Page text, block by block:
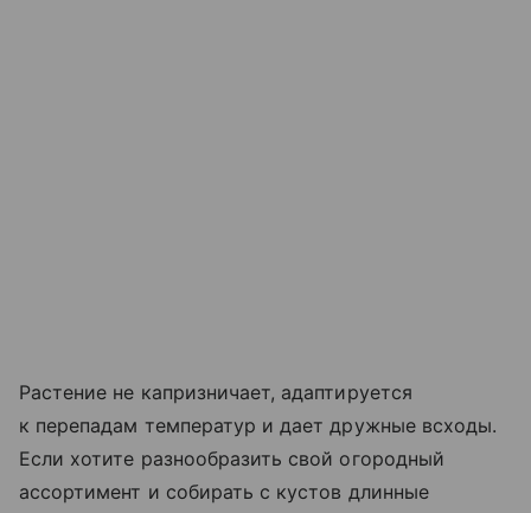
Растение не капризничает, адаптируется
к перепадам температур и дает дружные всходы.
Если хотите разнообразить свой огородный
ассортимент и собирать с кустов длинные